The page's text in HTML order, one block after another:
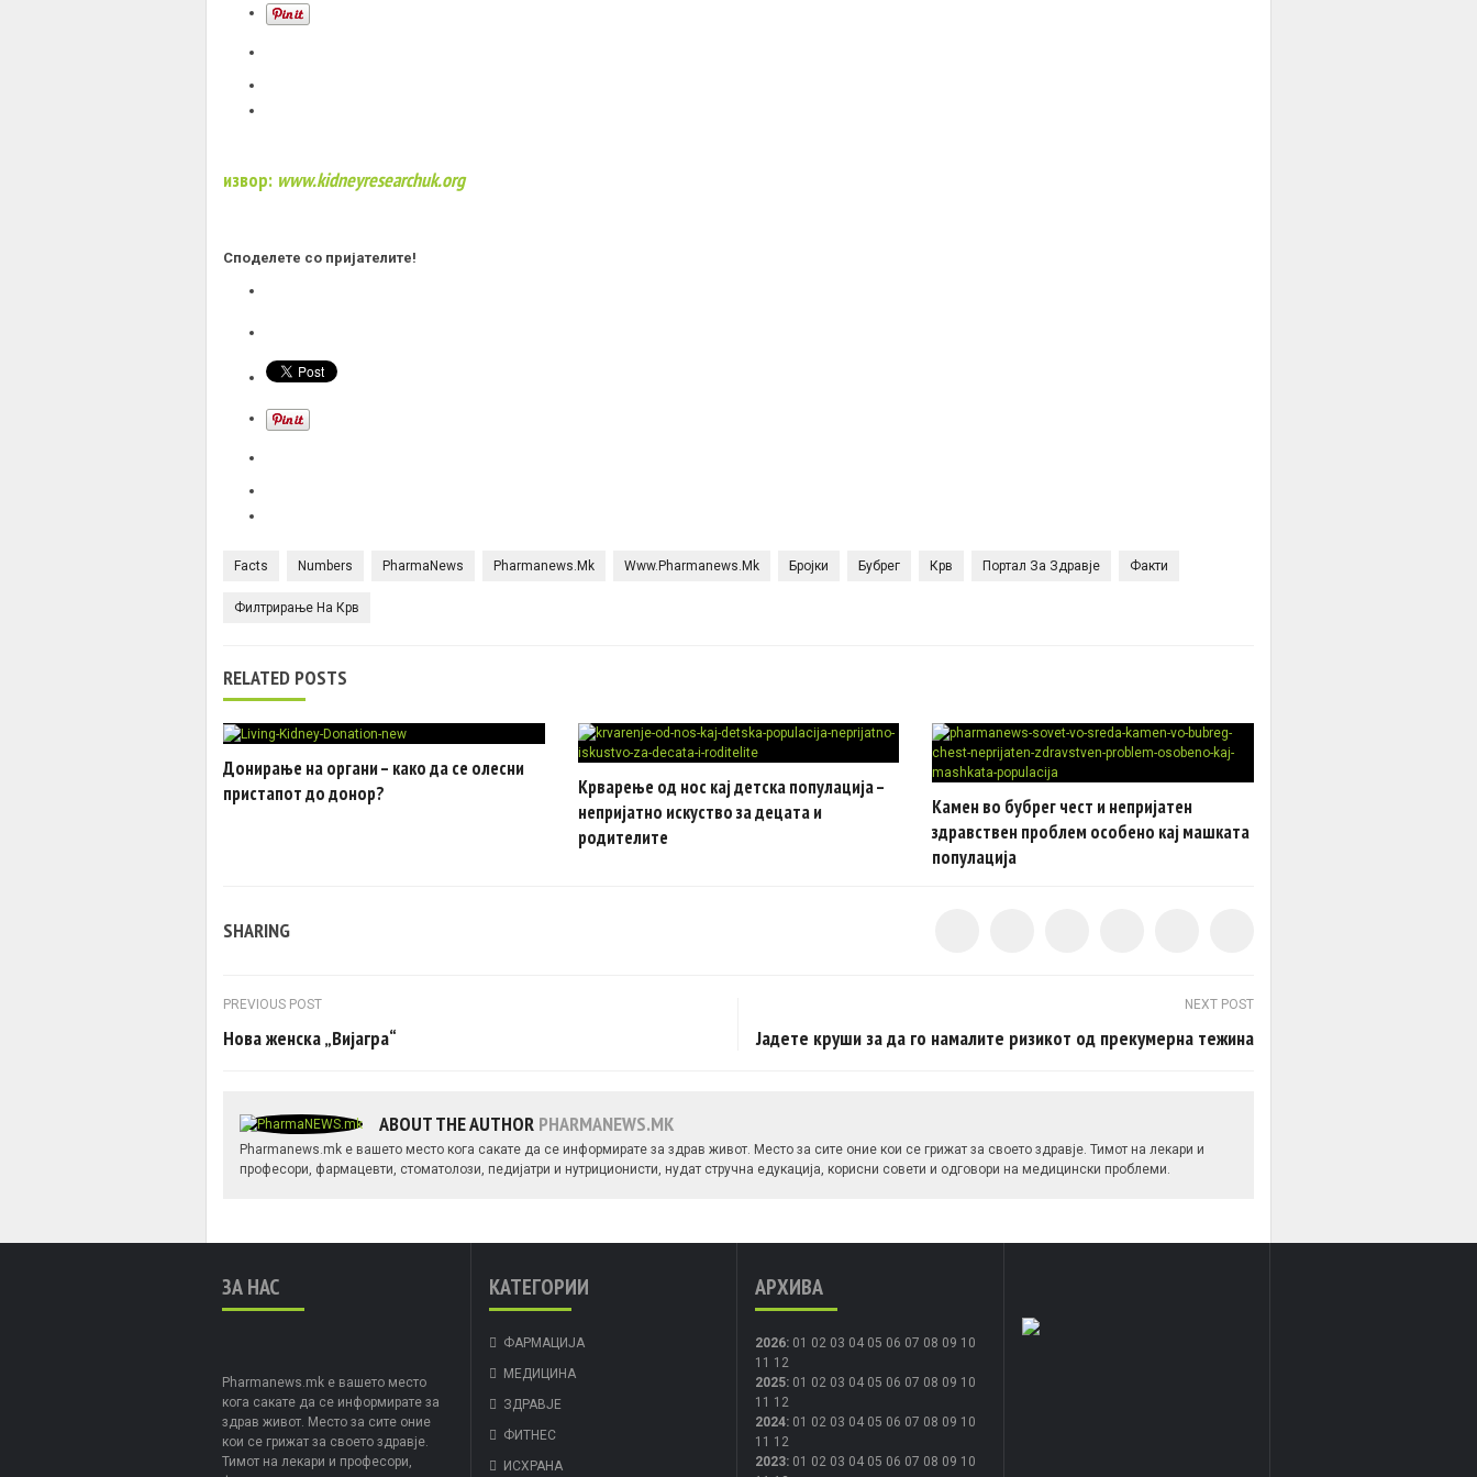
извор: www.kidneyresearchuk.org
Споделете со пријателите!
Facts Numbers PharmaNews Pharmanews.mk Www.pharmanews.mk Бројки Бубрег Крв Портал За Здравје Факти
Филтрирање На Крв
RELATED POSTS
Донирање на органи – како да се олесни
пристапот до донор?
Крварење од нос кај детска популација –
непријатно искуство за децата и
родителите
Камен во бубрег чест и непријатен
здравствен проблем особено кај машката
популација
SHARING
Post navigation
PREVIOUS POST
Нова женска „Вијагра“
NEXT POST
Јадете круши за да го намалите ризикот од прекумерна тежина
ABOUT THE AUTHOR PHARMANEWS.MK
Pharmanews.mk е вашето место кога сакате да се информирате за здрав живот. Место за сите оние кои се грижат за своето здравје. Тимот на лекари и
професори, фармацевти, стоматолози, педијатри и нутриционисти, нудат стручна едукација, корисни совети и одговори на медицински проблеми.
ЗА НАС
Pharmanews.mk е вашето место
кога сакате да се информирате за
здрав живот. Место за сите оние
кои се грижат за своето здравје.
Тимот на лекари и професори,
КАТЕГОРИИ
ФАРМАЦИЈА
МЕДИЦИНА
ЗДРАВЈЕ
ФИТНЕС
ИСХРАНА
АРХИВА
2026: 01 02 03 04 05 06 07 08 09 10
11 12
2025: 01 02 03 04 05 06 07 08 09 10
11 12
2024: 01 02 03 04 05 06 07 08 09 10
11 12
2023: 01 02 03 04 05 06 07 08 09 10